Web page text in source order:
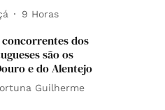
9 Horas
concorrentes dos
são os
e do Alentejo
Guilherme